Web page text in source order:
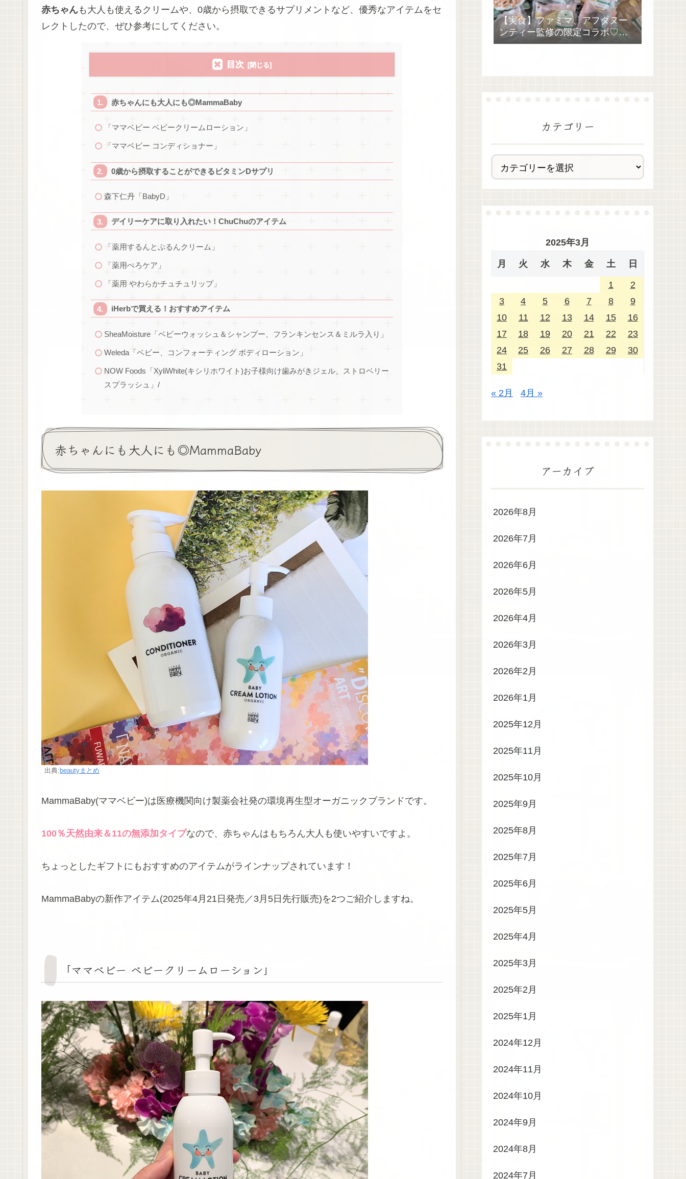
赤ちゃんも大人も使えるクリームや、0歳から摂取できるサプリメントなど、優秀なアイテムをセ
レクトしたので、ぜひ参考にしてください。
目次
赤ちゃんにも大人にも◎MammaBaby
「ママベビー ベビークリームローション」
「ママベビー コンディショナー」
0歳から摂取することができるビタミンDサプリ
森下仁丹「BabyD」
デイリーケアに取り入れたい！ChuChuのアイテム
「薬用するんとぷるんクリーム」
「薬用ぺろケア」
「薬用 やわらかチュチュリップ」
iHerbで買える！おすすめアイテム
SheaMoisture「ベビーウォッシュ＆シャンプー、フランキンセンス＆ミルラ入り」
Weleda「ベビー、コンフォーティング ボディローション」
NOW Foods「XyliWhite(キシリホワイト)お子様向け歯みがきジェル、ストロベリー
スプラッシュ」/
赤ちゃんにも大人にも◎MammaBaby
出典: beautyまとめ
MammaBaby(ママベビー)は医療機関向け製薬会社発の環境再生型オーガニックブランドです。
100％天然由来＆11の無添加タイプなので、赤ちゃんはもちろん大人も使いやすいですよ。
ちょっとしたギフトにもおすすめのアイテムがラインナップされています！
MammaBabyの新作アイテム(2025年4月21日発売／3月5日先行販売)を2つご紹介しますね。
「ママベビー ベビークリームローション」
【実食】ファミマ、アフタヌー
ンティー監修の限定コラボ♡過
去最多全28種類が絶品過ぎた！
カテゴリー
2025年3月
月 火 水 木 金 土 日
1
2
3
4 5 6 7 8
9
10
11 12 13 14 15
16
17
18 19 20 21 22
23
24
25 26 27 28 29
30
31
« 2月 4月 »
アーカイブ
2026年8月
2026年7月
2026年6月
2026年5月
2026年4月
2026年3月
2026年2月
2026年1月
2025年12月
2025年11月
2025年10月
2025年9月
2025年8月
2025年7月
2025年6月
2025年5月
2025年4月
2025年3月
2025年2月
2025年1月
2024年12月
2024年11月
2024年10月
2024年9月
2024年8月
2024年7月